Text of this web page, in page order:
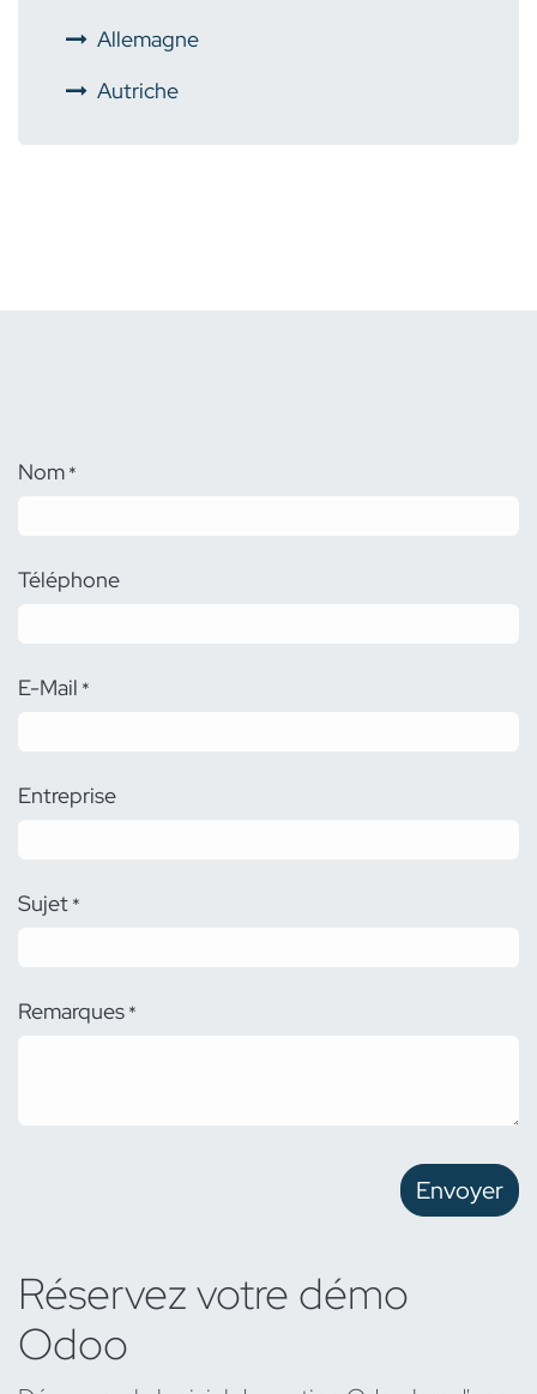
Allemagne
Autriche
Nom*
Téléphone
E-Mail *
Entreprise
Sujet*
Remarques*
Envoyer
Réservez votre démo
Odoo